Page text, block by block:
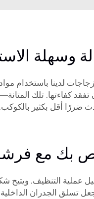
وسهلة
لدينا باستخدام
كفاءتها. تلك
ضررًا أقل بكثير بالكوكب.
بك مع
التنظيف. ويتيح
تسلق الجدران الداخلية